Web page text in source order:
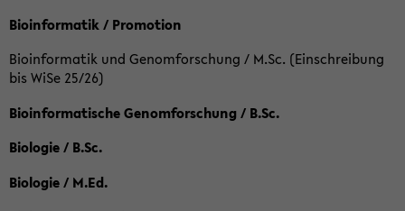
Bioinformatik / Promotion
Bioinformatik und Genomforschung / M.Sc. (Einschreibung
bis WiSe 25/26)
Bioinformatische Genomforschung / B.Sc.
Biologie / B.Sc.
Biologie / M.Ed.